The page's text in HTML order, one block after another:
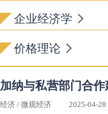
企业经济学
价格理论
加纳与私营部门合
经济 / 微观经济 2025-04-